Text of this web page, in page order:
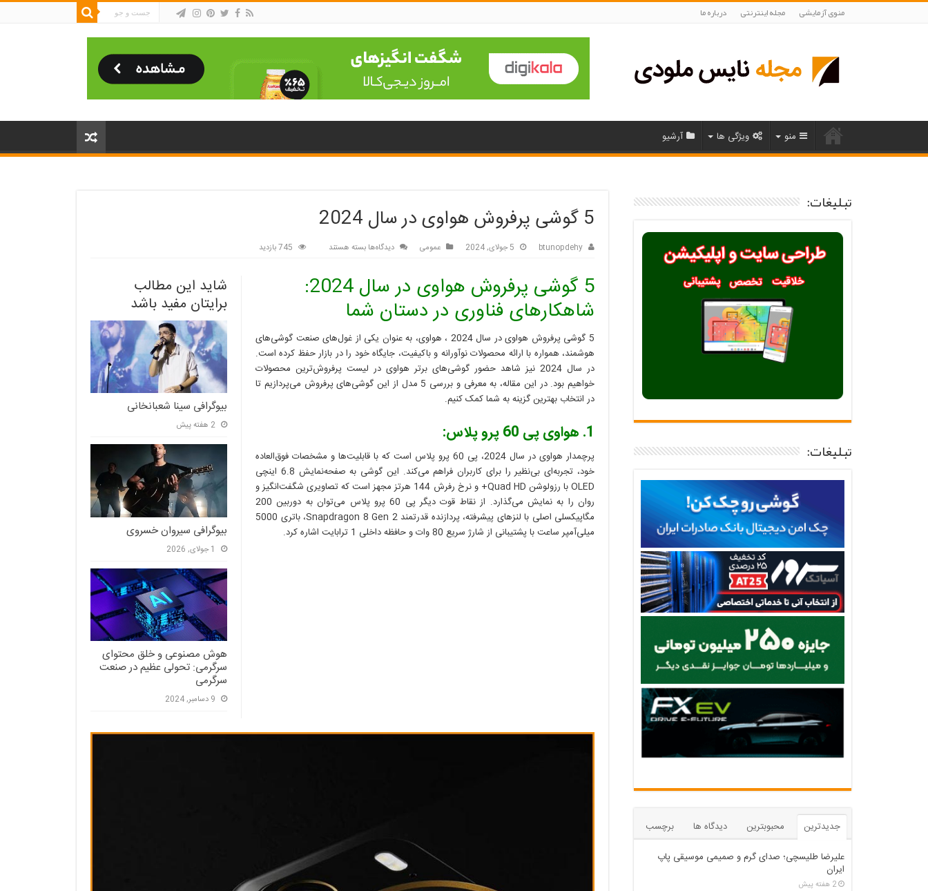
منوی آزمایشی مجله اینترنتی درباره ما
منو ویژگی ها آرشیو
5 گوشی پرفروش هواوی در سال 2024
btunopdehy 5 جولای, 2024 عمومی دیدگاه‌ها برای
پرفروش
هواوی
در
2024
بسته هستند 745 بازدید
شاید این مطالب
برایتان مفید باشد
بیوگرافی سینا شعبانخانی
2 هفته پیش
بیوگرافی سیروان خسروی
1 جولای, 2026
هوش مصنوعی و خلق محتوای
سرگرمی: تحولی عظیم در صنعت
سرگرمی
9 دسامبر, 2024
5 گوشی پرفروش هواوی در سال 2024:
شاهکارهای فناوری در دستان شما
5 گوشی پرفروش هواوی در سال 2024 ، هواوی، به عنوان یکی از غول‌های صنعت گوشی‌های
هوشمند، همواره با ارائه محصولات نوآورانه و باکیفیت، جایگاه خود را در بازار حفظ کرده است.
در سال 2024 نیز شاهد حضور گوشی‌های برتر هواوی در لیست پرفروش‌ترین محصولات
خواهیم بود. در این مقاله، به معرفی و بررسی 5 مدل از این گوشی‌های پرفروش می‌پردازیم تا
در انتخاب بهترین گزینه به شما کمک کنیم.
1. هواوی پی 60 پرو پلاس:
پرچمدار هواوی در سال 2024، پی 60 پرو پلاس است که با قابلیت‌ها و مشخصات فوق‌العاده
خود، تجربه‌ای بی‌نظیر را برای کاربران فراهم می‌کند. این گوشی به صفحه‌نمایش 6.8 اینچی
OLED با رزولوشن Quad HD+ و نرخ رفرش 144 هرتز مجهز است که تصاویری شگفت‌انگیز و
روان را به نمایش می‌گذارد. از نقاط قوت دیگر پی 60 پرو پلاس می‌توان به دوربین 200
مگاپیکسلی اصلی با لنزهای پیشرفته، پردازنده قدرتمند Snapdragon 8 Gen 2، باتری 5000
میلی‌آمپر ساعت با پشتیبانی از شارژ سریع 80 وات و حافظه داخلی 1 ترابایت اشاره کرد.
تبلیغات:
تبلیغات:
جدیدترین محبوبترین دیدگاه ها
برچسب
علیرضا طلیسچی؛ صدای گرم و صمیمی موسیقی پاپ
ایران
2 هفته پیش